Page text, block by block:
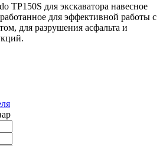
TP150S для экскаватора навесное
для эффективной работы с
для разрушения асфальта и